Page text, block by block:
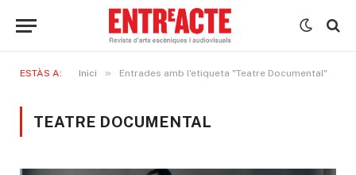
ESTÀS A: Inici » Entrades amb l'etiqueta "Teatre Documental"
TEATRE DOCUMENTAL